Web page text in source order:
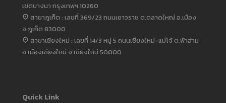
เขตบางนา กรุงเทพฯ 10260
สาขาภูเก็ต : เลขที่ 369/23 ถนนเยาวราช ต.ตลาดใหญ่ อ.เมือง
จ.ภูเก็ต 83000
สาขาเชียงใหม่ : เลขที่ 14/3 หมู่ 5 ถนนเชียงใหม่-แม่โจ้ ต.ฟ้าฮ่าม
อ.เมืองเชียงใหม่ จ.เชียงใหม่ 50000
Quick Link